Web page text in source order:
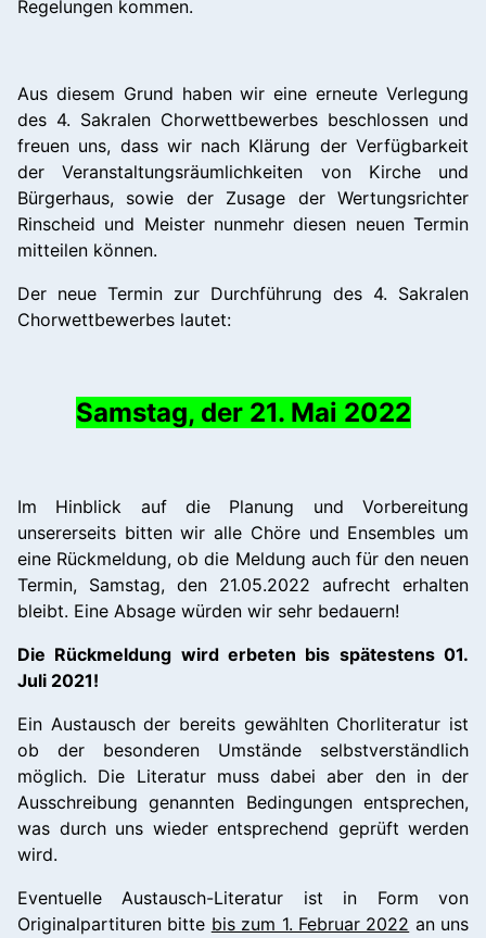
Regelungen kommen.
Aus diesem Grund haben wir eine erneute Verlegung
des 4. Sakralen Chorwettbewerbes beschlossen und
freuen uns, dass wir nach Klärung der Verfügbarkeit
der Veranstaltungsräumlichkeiten von Kirche und
Bürgerhaus, sowie der Zusage der Wertungsrichter
Rinscheid und Meister nunmehr diesen neuen Termin
mitteilen können.
Der neue Termin zur Durchführung des 4. Sakralen
Chorwettbewerbes lautet:
Samstag, der 21. Mai 2022
Im Hinblick auf die Planung und Vorbereitung
unsererseits bitten wir alle Chöre und Ensembles um
eine Rückmeldung, ob die Meldung auch für den neuen
Termin, Samstag, den 21.05.2022 aufrecht erhalten
bleibt. Eine Absage würden wir sehr bedauern!
Die Rückmeldung wird erbeten bis spätestens 01.
Juli 2021!
Ein Austausch der bereits gewählten Chorliteratur ist
ob der besonderen Umstände selbstverständlich
möglich. Die Literatur muss dabei aber den in der
Ausschreibung genannten Bedingungen entsprechen,
was durch uns wieder entsprechend geprüft werden
wird.
Eventuelle Austausch-Literatur ist in Form von
Originalpartituren bitte bis zum 1. Februar 2022 an uns